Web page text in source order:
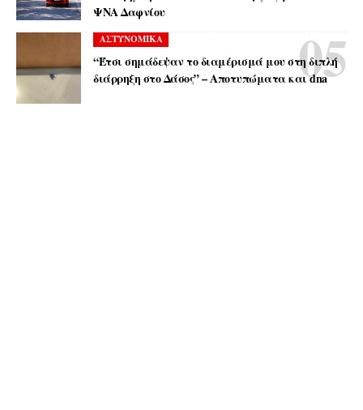
ΨΝΑ Δαφνίου
ΑΣΤΥΝΟΜΙΚΑ
“Έτσι σημάδεψαν το διαμέρισμά μου στη διπλή
διάρρηξη στο Δάσος” – Αποτυπώματα και dna